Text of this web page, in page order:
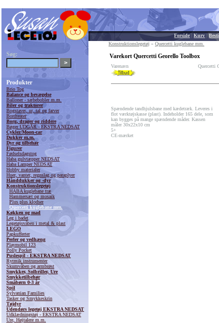
Forside|Kurv |
Søg:
Produkter
Brio Tog
Balance og bevægelse
Balloner - sæbebobler m.m.
Biler og traktorer
Bogstaver, ur, tal og farver
Bordteater
Borg, drager og riddere
Bøger UDGÅR - EKSTRA NEDSAT
Cykler/Moon-car
Dukker m.m.
Dyr og tilbehør
Figurer
Fødselsdagstog
Haba gulvtæpper NEDSAT
Haba Lamper NEDSAT
Hobby materialer
Huer, vanter, regnslag og paraplyer
Hånddukker og -dyr
Konstruktionslegetøj
HABA kuglebane træ
Hammersæt og mosaik
Plus plus klodser
Quercetti kuglebane mm.
Køkken og mad
Leg i badet
Legetøjsvåben i metal & plast
LEGO
Papkufferter
Perler og vedhæng
Playmobil 123
Polly Pocket
Puslespil - EKSTRA NEDSAT
Rytmik instrumenter
Skumvåben og armbrøst
Smykker, Solbriller, Ure
Smykketilbehør
Småbørn 0-3 år
Spil
Sylvanian Families
Tasker og Smykkeskrin
Tøjdyr
Udendørs legetøj EKSTRA NEDSAT
Udklædningstøj - EKSTRA NEDSAT
Ure, Højtalere m.m.
Konstruktionslegetøj » Quercetti kuglebane mm.
Varekort Quercetti Georello Toolbox
Varenavn Quercetti
Spændende tandhjulsbane med kædetræk. Leveres i
flot værktøjskasse (plast). Indeholder 165 dele, som
kan bygges på mange spændende måder. Kassen
måler 30x22x10 cm
5+
CE-mærket